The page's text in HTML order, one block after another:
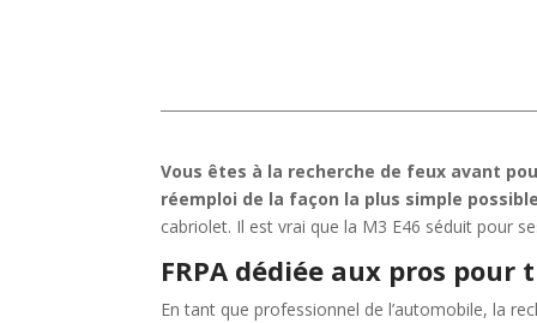
Vous êtes à la recherche de feux avant
réemploi de la façon la plus simple
cabriolet. Il est vrai que la M3 E46 séduit pour
FRPA dédiée aux pros pour
En tant que professionnel de l’automobile, la